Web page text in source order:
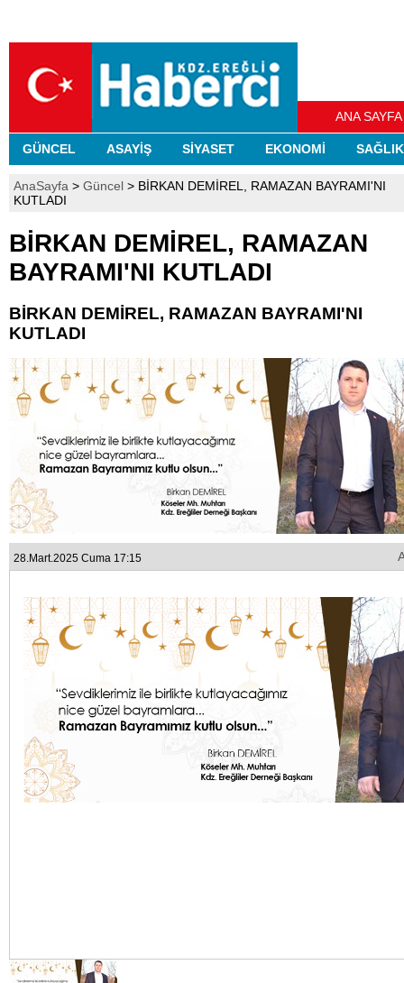
ANA SAYFA
GÜNCEL ASAYİŞ SİYASET EKONOMİ SAĞLIK
AnaSayfa > Güncel > BİRKAN DEMİREL, RAMAZAN BAYRAMI'NI
KUTLADI
BİRKAN DEMİREL, RAMAZAN
BAYRAMI'NI KUTLADI
BİRKAN DEMİREL, RAMAZAN BAYRAMI'NI
KUTLADI
28.Mart.2025 Cuma 17:15